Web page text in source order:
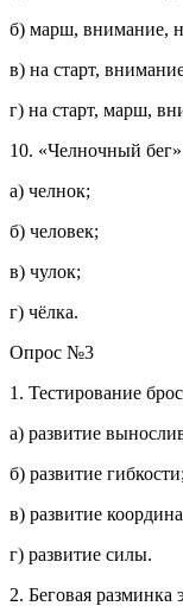
б) марш, внимание,
в) на старт,
г) на старт, марш,
10. «Челночный
а) челнок;
б) человек;
в) чулок;
г) чёлка.
Опрос №3
1. Тестирование
а) развитие
б) развитие гибкости;
в) развитие
г) развитие силы.
2. Беговая разминка